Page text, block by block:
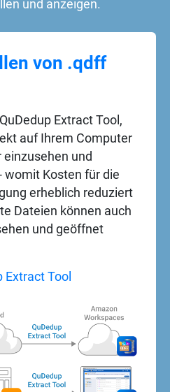
und anzeigen.
von .qdff
Extract Tool,
auf Ihrem Computer
einzusehen und
womit Kosten für die
erheblich reduziert
Dateien können auch
und geöffnet
Extract Tool